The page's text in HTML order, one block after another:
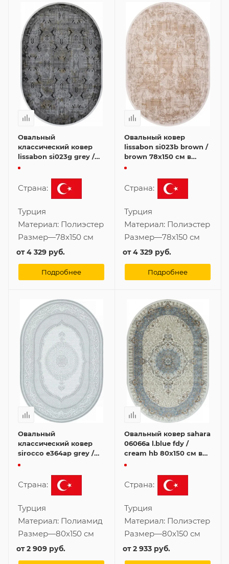
Овальный
классический ковер
lissabon si023g grey /
grey 78x150 см
Страна:
Турция
Материал: Полиэстер
Размер—78x150 см
от4 329 руб.
Подробнее
Овальный ковер
lissabon si023b brown /
brown 78x150 см в
классическом стиле
Страна:
Турция
Материал: Полиэстер
Размер—78x150 см
от4 329 руб.
Подробнее
Овальный
классический ковер
sirocco e364ap grey /
white 80x150 см
Страна:
Турция
Материал: Полиамид
Размер—80x150 см
от2 909 руб.
Овальный ковер sahara
06066a l.blue fdy /
cream hb 80x150 см в
классическом стиле
Страна:
Турция
Материал: Полиэстер
Размер—80x150 см
от2 933 руб.